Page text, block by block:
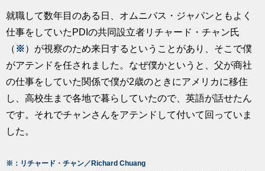
就職して数年目のある日、オムニバス・ジャパンともよく
仕事をしていたPDIの共同設立者リチャード・チャン氏
（ ※）が視察のため来日するということがあり、そこで僕
がアテンドを任されました。なぜ僕かというと、父が商社
の仕事をしていた関係で僕が2歳のときにアメリカに移住
し、高校生まで各地で暮らしていたので、英語が話せたん
です。それでチャンさんをアテンドして付いて回っていま
した。
※：リチャード・チャン／Richard Chuang